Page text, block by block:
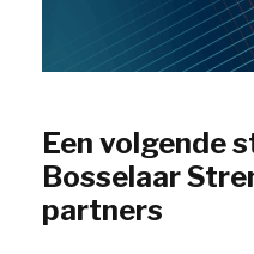
Een volgende
Bosselaar
partners